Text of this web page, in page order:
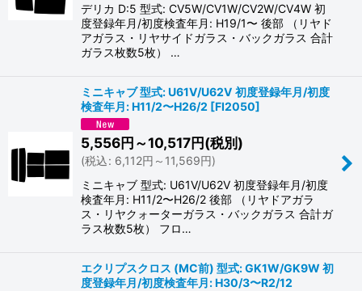
デリカ D:5 型式: CV5W/CV1W/CV2W/CV4W 初
度登録年月/初度検査年月: H19/1〜 後部 （リヤド
アガラス・リヤサイドガラス・バックガラス 合計
ガラス枚数5枚） …
ミニキャブ 型式: U61V/U62V 初度登録年月/初度
検査年月: H11/2〜H26/2 [FI2050]
5,556円～10,517円(税別)
(税込: 6,112円 ～11,569円)
ミニキャブ 型式: U61V/U62V 初度登録年月/初度
検査年月: H11/2〜H26/2 後部 （リヤドアガラ
ス・リヤクォーターガラス・バックガラス 合計ガ
ラス枚数5枚） フロ…
エクリプスクロス (MC前) 型式: GK1W/GK9W 初
度登録年月/初度検査年月: H30/3〜R2/12